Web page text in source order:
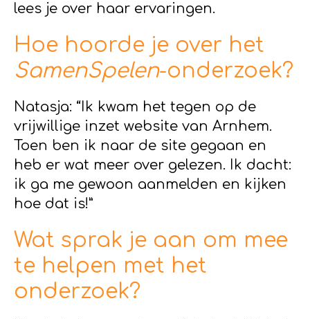
lees je over haar ervaringen.
Hoe hoorde je over het
SamenSpelen-onderzoek?
Natasja: “Ik kwam het tegen op de
vrijwillige inzet website van Arnhem.
Toen ben ik naar de site gegaan en
heb er wat meer over gelezen. Ik dacht:
ik ga me gewoon aanmelden en kijken
hoe dat is!”
Wat sprak je aan om mee
te helpen met het
onderzoek?